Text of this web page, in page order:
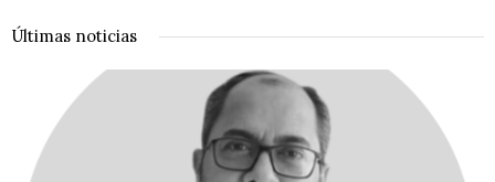
Últimas noticias